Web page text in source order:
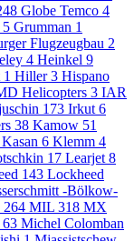
Globe Temco 4
5 Grumman 1
Flugzeugbau 2
4 Heinkel 9
1 Hiller3 Hispano
Helicopters 3 IAR
173 Irkut 6
38 Kamow 51
6 Klemm 4
17 Learjet 8
143 Lockheed
-Bölkow-
264 MIL 318 MX
63 Michel Colomban